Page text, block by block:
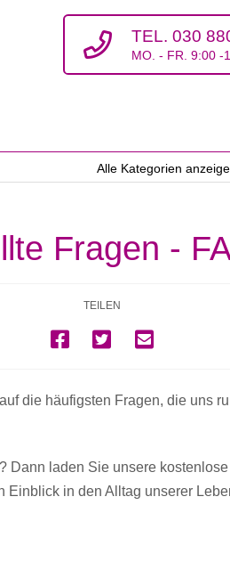
TEL. 030
MO. - FR. 9:00 -
Alle Kategorien
Fragen -
TEILEN
die häufigsten Fragen, die uns
Dann laden Sie unsere
Einblick in den Alltag unserer